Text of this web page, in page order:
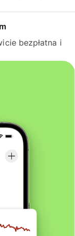
bezpłatna i